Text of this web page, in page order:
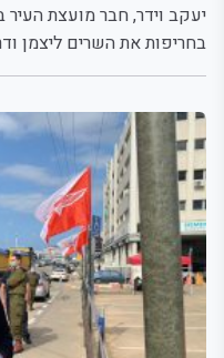
יעקב וידר, חבר מועצת העיר
בחריפות את השרים ליצמן